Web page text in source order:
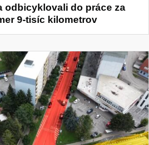
odbicyklovali do práce za
9-tisíc kilometrov